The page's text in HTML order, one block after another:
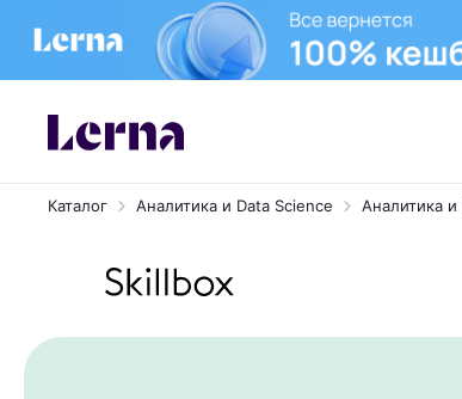
Каталог Аналитика и Data Science Аналитика и